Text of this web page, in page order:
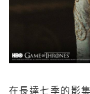
在長達七季的影